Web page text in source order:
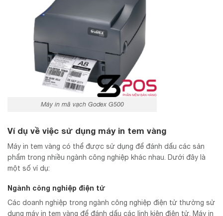
Máy in mã vạch Godex G500
Ví dụ về việc sử dụng máy in tem vàng
Máy in tem vàng có thể được sử dụng để đánh dấu các sản
phẩm trong nhiều ngành công nghiệp khác nhau. Dưới đây là
một số ví dụ:
Ngành công nghiệp điện tử
Các doanh nghiệp trong ngành công nghiệp điện tử thường sử
dụng máy in tem vàng để đánh dấu các linh kiện điện tử. Máy in